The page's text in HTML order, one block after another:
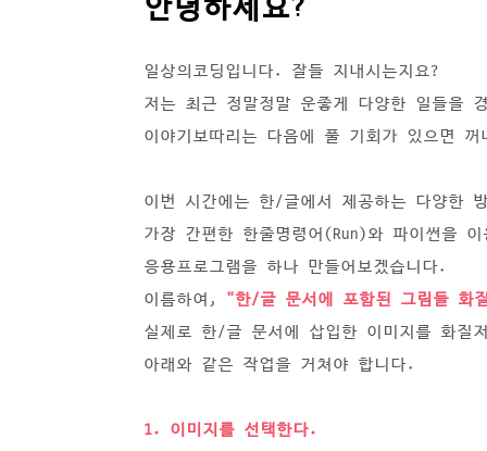
안녕하세요?
일상의코딩입니다. 잘들 지내시는지요?
저는 최근 정말정말 운좋게 다양한 일들을
이야기보따리는 다음에 풀 기회가 있으면 꺼
이번 시간에는 한/글에서 제공하는 다양한
가장 간편한 한줄명령어(Run)와 파이썬을 이
응용프로그램을 하나 만들어보겠습니다.
이름하여, "한/글 문서에 포함된 그림들 화
실제로 한/글 문서에 삽입한 이미지를 화질
아래와 같은 작업을 거쳐야 합니다.
1. 이미지를 선택한다.